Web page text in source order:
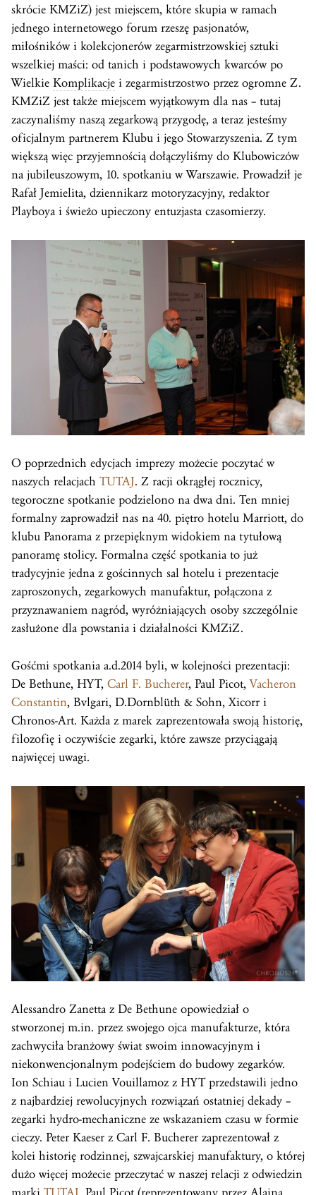
skrócie KMZiZ) jest miejscem, które skupia w ramach
jednego internetowego forum rzeszę pasjonatów,
miłośników i kolekcjonerów zegarmistrzowskiej sztuki
wszelkiej maści: od tanich i podstawowych kwarców po
Wielkie Komplikacje i zegarmistrzostwo przez ogromne Z.
KMZiZ jest także miejscem wyjątkowym dla nas – tutaj
zaczynaliśmy naszą zegarkową przygodę, a teraz jesteśmy
oficjalnym partnerem Klubu i jego Stowarzyszenia. Z tym
większą więc przyjemnością dołączyliśmy do Klubowiczów
na jubileuszowym, 10. spotkaniu w Warszawie. Prowadził je
Rafał Jemielita, dziennikarz motoryzacyjny, redaktor
Playboya i świeżo upieczony entuzjasta czasomierzy.
O poprzednich edycjach imprezy możecie poczytać w
naszych relacjach TUTAJ. Z racji okrągłej rocznicy,
tegoroczne spotkanie podzielono na dwa dni. Ten mniej
formalny zaprowadził nas na 40. piętro hotelu Marriott, do
klubu Panorama z przepięknym widokiem na tytułową
panoramę stolicy. Formalna część spotkania to już
tradycyjnie jedna z gościnnych sal hotelu i prezentacje
zaproszonych, zegarkowych manufaktur, połączona z
przyznawaniem nagród, wyróżniających osoby szczególnie
zasłużone dla powstania i działalności KMZiZ.
Gośćmi spotkania a.d.2014 byli, w kolejności prezentacji:
De Bethune, HYT, Carl F. Bucherer, Paul Picot,Vacheron
Constantin, Bvlgari, D.Dornblüth & Sohn, Xicorr i
Chronos-Art. Każda z marek zaprezentowała swoją historię,
filozofię i oczywiście zegarki, które zawsze przyciągają
najwięcej uwagi.
Alessandro Zanetta z De Bethune opowiedział o
stworzonej m.in. przez swojego ojca manufakturze, która
zachwyciła branżowy świat swoim innowacyjnym i
niekonwencjonalnym podejściem do budowy zegarków.
Ion Schiau i Lucien Vouillamoz z HYT przedstawili jedno
z najbardziej rewolucyjnych rozwiązań ostatniej dekady –
zegarki hydro-mechaniczne ze wskazaniem czasu w formie
cieczy. Peter Kaeser z Carl F. Bucherer zaprezentował z
kolei historię rodzinnej, szwajcarskiej manufaktury, o której
dużo więcej możecie przeczytać w naszej relacji z odwiedzin